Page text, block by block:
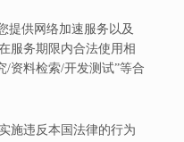
提供网络加速服务以及
服务期限内合法使用相
/资料检索/开发测试”等合
施违反本国法律的行为